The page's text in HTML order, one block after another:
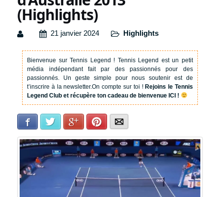
(Highlights)
21 janvier 2024 Highlights
Bienvenue sur Tennis Legend ! Tennis Legend est un petit
média indépendant fait par des passionnés pour des
passionnés. Un geste simple pour nous soutenir est de
t’inscrire à la newsletter.On compte sur toi !Rejoins le Tennis
Legend Club et récupère ton cadeau de bienvenue ICI !
Facebook Twitter Google+Pinterest